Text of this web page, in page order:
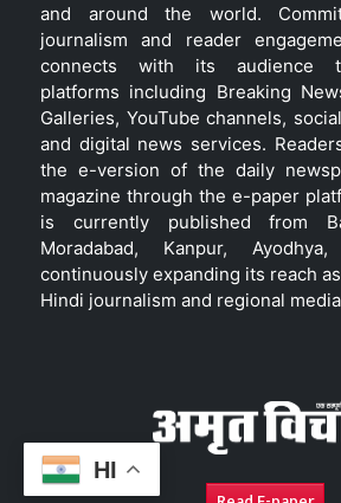
HI
and around the world.
journalism and reader
connects with its audience
platforms including Breaking
Galleries, YouTube channels,
and digital news services.
the e-version of the daily
magazine through the e-paper
is currently published from
Moradabad, Kanpur,
continuously expanding its reach
Hindi journalism and regional